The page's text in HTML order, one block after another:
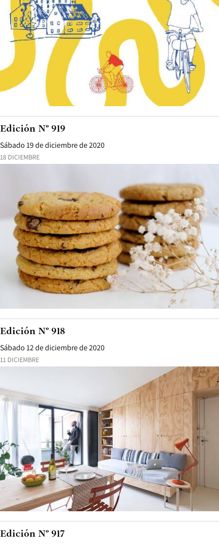
18 DICIEMBRE
Sábado 19 de diciembre de 2020
Edición N° 919
11 DICIEMBRE
Sábado 12 de diciembre de 2020
Edición N° 918
Edición N° 917